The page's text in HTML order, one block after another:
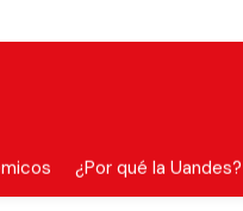
¿Por qué la Uandes?